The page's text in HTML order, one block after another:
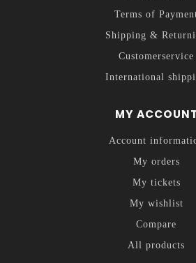
Terms of
Shipping &
Customerservice
International
MY ACCOUNT
Account
My orders
My tickets
My wishlist
Compare
All products